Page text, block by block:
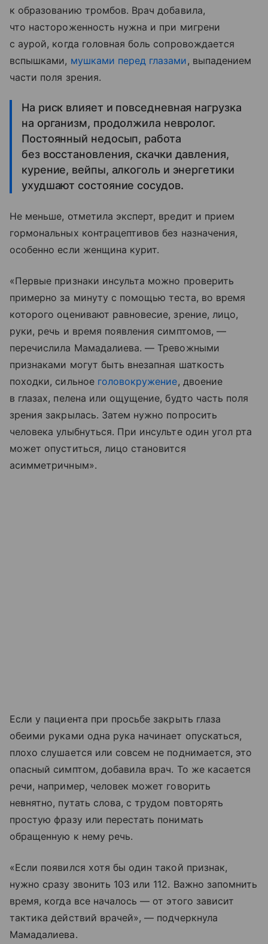
к образованию тромбов. Врач добавила,
что настороженность нужна и при мигрени
с аурой, когда головная боль сопровождается
вспышками, мушками перед глазами , выпадением
части поля зрения.
На риск влияет и повседневная нагрузка
на организм, продолжила невролог.
Постоянный недосып, работа
без восстановления, скачки давления,
курение, вейпы, алкоголь и энергетики
ухудшают состояние сосудов.
Не меньше, отметила эксперт, вредит и прием
гормональных контрацептивов без назначения,
особенно если женщина курит.
«Первые признаки инсульта можно проверить
примерно за минуту с помощью теста, во время
которого оценивают равновесие, зрение, лицо,
руки, речь и время появления симптомов, —
перечислила Мамадалиева. — Тревожными
признаками могут быть внезапная шаткость
походки, сильное головокружение, двоение
в глазах, пелена или ощущение, будто часть поля
зрения закрылась. Затем нужно попросить
человека улыбнуться. При инсульте один угол рта
может опуститься, лицо становится
асимметричным».
Если у пациента при просьбе закрыть глаза
обеими руками одна рука начинает опускаться,
плохо слушается или совсем не поднимается, это
опасный симптом, добавила врач. То же касается
речи, например, человек может говорить
невнятно, путать слова, с трудом повторять
простую фразу или перестать понимать
обращенную к нему речь.
«Если появился хотя бы один такой признак,
нужно сразу звонить 103 или 112. Важно запомнить
время, когда все началось — от этого зависит
тактика действий врачей», — подчеркнула
Мамадалиева.